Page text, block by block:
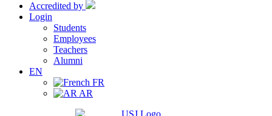
Accredited by
Login
Students
Employees
Teachers
Alumni
EN
FR
AR